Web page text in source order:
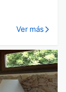
Ver más